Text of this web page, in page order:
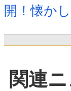
開！懐か
関連